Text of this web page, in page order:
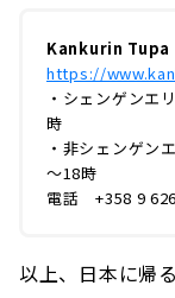
Kankurin Tupa
https://
・シェンゲン
時
・非シェンゲ
～18時
電話 +358 9
以上、日本に帰